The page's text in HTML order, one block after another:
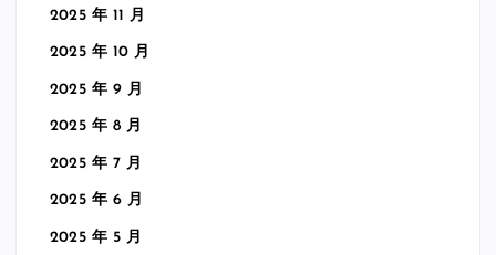
2025 年 11 月
2025 年 10 月
2025 年 9 月
2025 年 8 月
2025 年 7 月
2025 年 6 月
2025 年 5 月